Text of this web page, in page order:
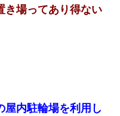
き場ってあり得ない
屋内駐輪場を利用し